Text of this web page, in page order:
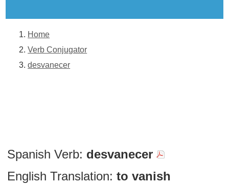
Home
Verb Conjugator
desvanecer
Spanish Verb: desvanecer
English Translation: to vanish